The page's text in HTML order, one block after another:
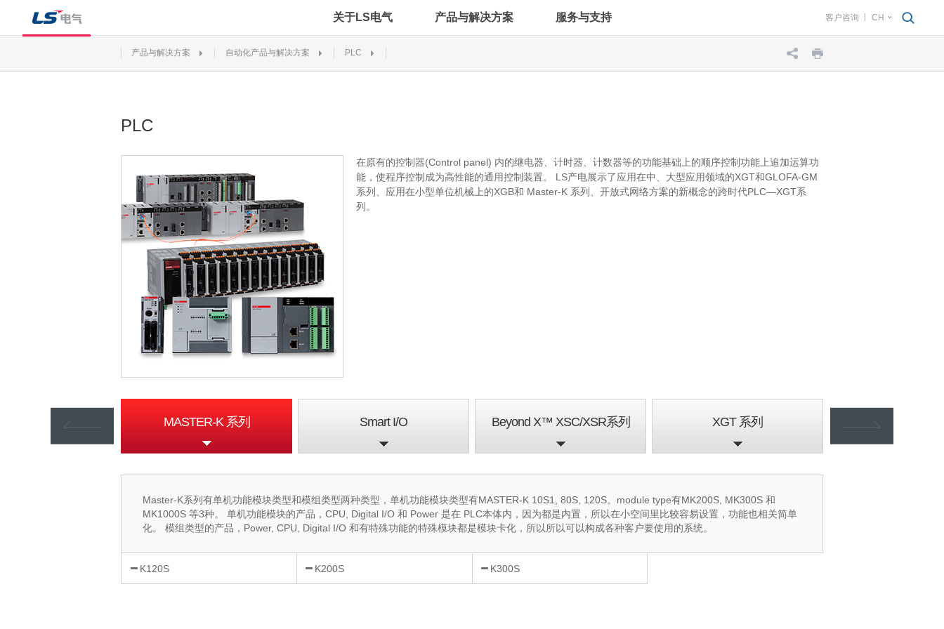
关于LS电气 产品与解决方案 服务与支持 客户咨询 CH
产品与解决方案 自动化产品与解决方案 PLC
PLC
在原有的控制器(Control panel) 内的继电器、计时器、计数器等的功能基础上的顺序控制功能上追加运算功
能，使程序控制成为高性能的通用控制装置。 LS产电展示了应用在中、大型应用领域的XGT和GLOFA-GM
系列、应用在小型单位机械上的XGB和 Master-K 系列、开放式网络方案的新概念的跨时代PLC—XGT系
列。
通讯模块 MASTER-K 系列 Smart I/O Beyond X™ XSC/XSR系列 XGT 系列
Master-K系列有单机功能模块类型和模组类型两种类型，单机功能模块类型有MASTER-K 10S1, 80S, 120S。module type有MK200S, MK300S 和
MK1000S 等3种。 单机功能模块的产品，CPU, Digital I/O 和 Power 是在 PLC本体内，因为都是内置，所以在小空间里比较容易设置，功能也相关简单
化。 模组类型的产品，Power, CPU, Digital I/O 和有特殊功能的特殊模块都是模块卡化，所以所以可以构成各种客户要使用的系统。
K120S K200S K300S